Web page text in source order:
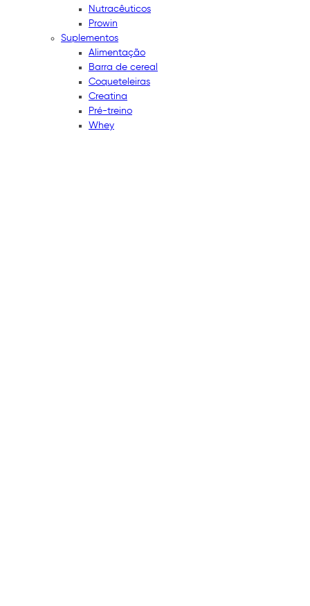
Nutracêuticos
Prowin
Suplementos
Alimentação
Barra de cereal
Coqueteleiras
Creatina
Pré-treino
Whey